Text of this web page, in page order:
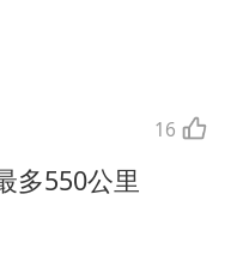
16
多550公里